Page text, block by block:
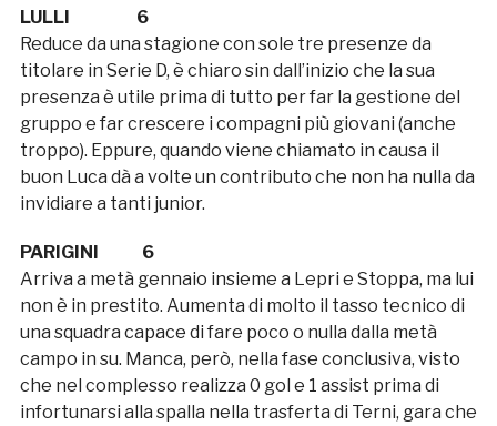
LULLI 6
Reduce da una stagione con sole tre presenze da
titolare in Serie D, è chiaro sin dall’inizio che la sua
presenza è utile prima di tutto per far la gestione del
gruppo e far crescere i compagni più giovani (anche
troppo). Eppure, quando viene chiamato in causa il
buon Luca dà a volte un contributo che non ha nulla da
invidiare a tanti junior.
PARIGINI 6
Arriva a metà gennaio insieme a Lepri e Stoppa, ma lui
non è in prestito. Aumenta di molto il tasso tecnico di
una squadra capace di fare poco o nulla dalla metà
campo in su. Manca, però, nella fase conclusiva, visto
che nel complesso realizza 0 gol e 1 assist prima di
infortunarsi alla spalla nella trasferta di Terni, gara che